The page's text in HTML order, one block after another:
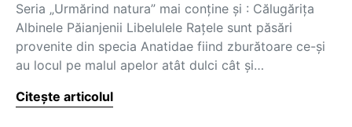
Seria „Urmărind natura” mai conţine şi : Călugăriţa
Albinele Păianjenii Libelulele Raţele sunt păsări
provenite din specia Anatidae fiind zburătoare ce-şi
au locul pe malul apelor atât dulci cât şi…
Citește articolul